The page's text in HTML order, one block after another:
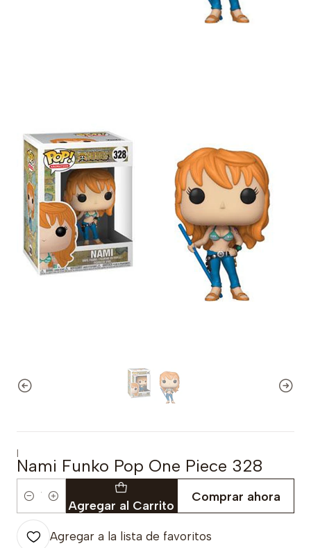
|
Nami Funko Pop One Piece 328
Cantidad Agregar al Carrito
Comprar ahora
Agregar a la lista de favoritos